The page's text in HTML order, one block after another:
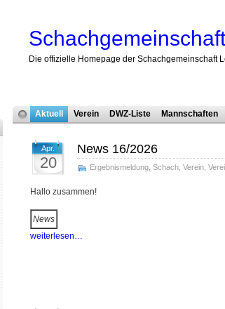
Die offizielle Homepage der Schachgemeinschaft
Aktuell Verein DWZ-Liste Mannschaften
Apr.
20
News 16/2026
Ergebnismeldung Schach Verein
Hallo zusammen!
News
weiterlesen…